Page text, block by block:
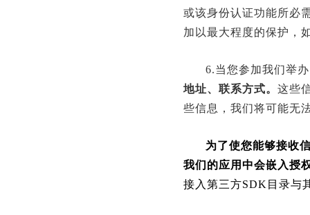
或该身份认证功能所必
加以最大程度的保护，
6.当您参加我们举
地址、联系方式。 这些
些信息，我们将可能无
为了使您能够接收
我们的应用中会嵌入授
接入第三方SDK目录与